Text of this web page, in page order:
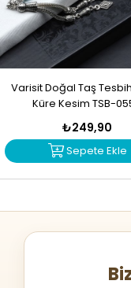
Varisit Doğal Taş
Küre Kesim TSB-
₺249,90
Sepete Ekle